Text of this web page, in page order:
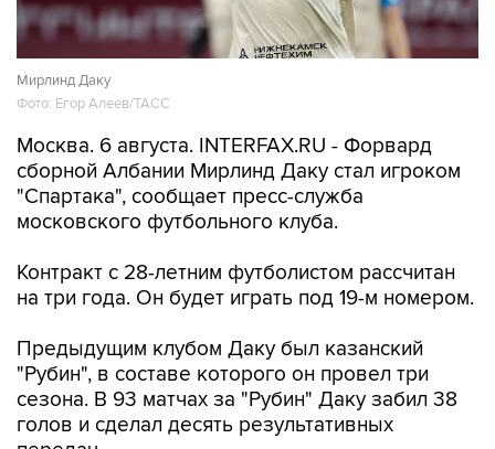
Мирлинд Даку
Фото: Егор Алеев/ТАСС
Москва. 6 августа. INTERFAX.RU - Форвард
сборной Албании Мирлинд Даку стал игроком
"Спартака", сообщает пресс-служба
московского футбольного клуба.
Контракт с 28-летним футболистом рассчитан
на три года. Он будет играть под 19-м номером.
Предыдущим клубом Даку был казанский
"Рубин", в составе которого он провел три
сезона. В 93 матчах за "Рубин" Даку забил 38
голов и сделал десять результативных